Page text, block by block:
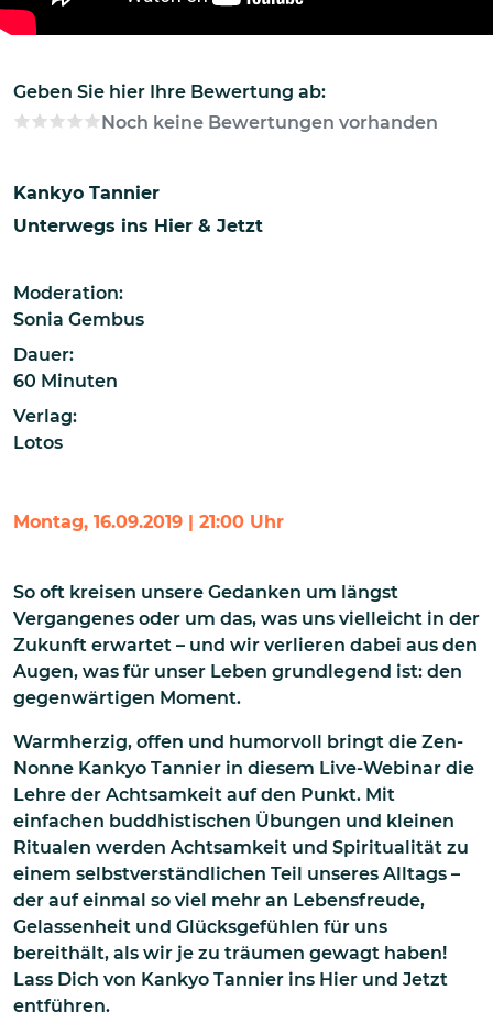
Geben Sie hier Ihre Bewertung ab:
Noch keine Bewertungen vorhanden
Kankyo Tannier
Unterwegs ins Hier & Jetzt
Moderation:
Sonia Gembus
Dauer:
60 Minuten
Verlag:
Lotos
Montag, 16.09.2019 | 21:00 Uhr
So oft kreisen unsere Gedanken um längst
Vergangenes oder um das, was uns vielleicht in der
Zukunft erwartet – und wir verlieren dabei aus den
Augen, was für unser Leben grundlegend ist: den
gegenwärtigen Moment.
Warmherzig, offen und humorvoll bringt die Zen-
Nonne Kankyo Tannier in diesem Live-Webinar die
Lehre der Achtsamkeit auf den Punkt. Mit
einfachen buddhistischen Übungen und kleinen
Ritualen werden Achtsamkeit und Spiritualität zu
einem selbstverständlichen Teil unseres Alltags –
der auf einmal so viel mehr an Lebensfreude,
Gelassenheit und Glücksgefühlen für uns
bereithält, als wir je zu träumen gewagt haben!
Lass Dich von Kankyo Tannier ins Hier und Jetzt
entführen.